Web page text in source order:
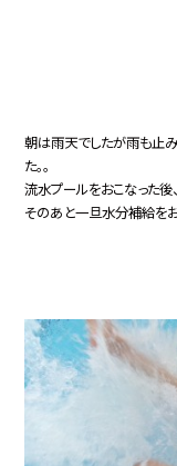
朝は雨天でしたが雨も止
た。。
流水プールをおこなった後
そのあと一旦水分補給を